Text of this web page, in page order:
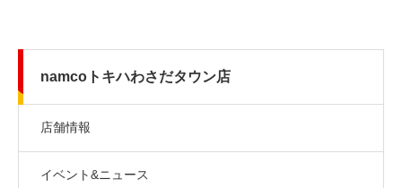
namcoトキハわさだタウン店
店舗情報
イベント&ニュース